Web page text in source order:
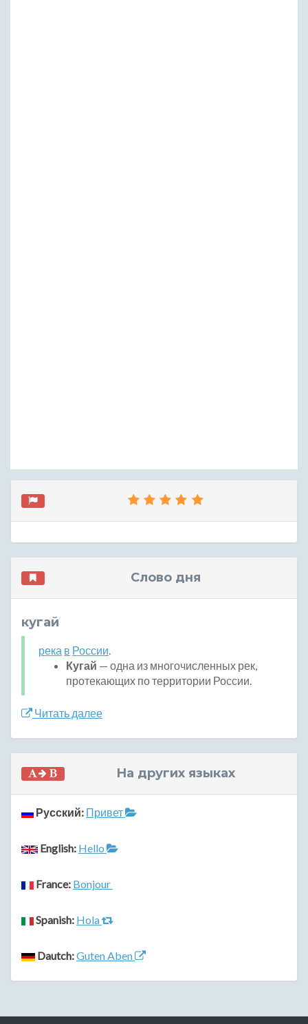
Слово дня
кугай
река в России.
Кугай — одна из многочисленных рек,
протекающих по территории России.
Читать далее
На других языках
Русский: Привет
English: Hello
France: Bonjour
Spanish: Hola
Dautch:Guten Aben